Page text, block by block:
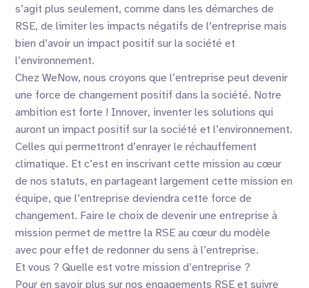
s’agit plus seulement, comme dans les démarches de
RSE, de limiter les impacts négatifs de l’entreprise mais
bien d’avoir un impact positif sur la société et
l’environnement.
Chez WeNow, nous croyons que l’entreprise peut devenir
une force de changement positif dans la société. Notre
ambition est forte ! Innover, inventer les solutions qui
auront un impact positif sur la société et l’environnement.
Celles qui permettront d’enrayer le réchauffement
climatique. Et c’est en inscrivant cette mission au cœur
de nos statuts, en partageant largement cette mission en
équipe, que l’entreprise deviendra cette force de
changement. Faire le choix de devenir une entreprise à
mission permet de mettre la RSE au cœur du modèle
avec pour effet de redonner du sens à l’entreprise.
Et vous ? Quelle est votre mission d’entreprise ?
Pour en savoir plus sur nos engagements RSE et suivre